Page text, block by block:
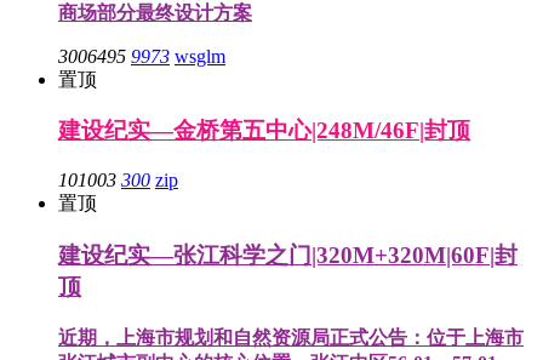
商场部分最终设计方案
3006495 9973 wsglm
置顶
建设纪实—金桥第五中心|248M/46F|封顶
101003 300 zip
置顶
建设纪实—张江科学之门|320M+320M|60F|封
顶
近期，上海市规划和自然资源局正式公告：位于上海市